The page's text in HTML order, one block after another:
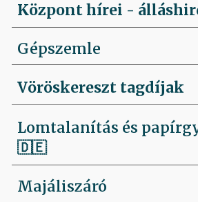
Központ hírei -
Gépszemle
Vöröskereszt tagdíjak
Lomtalanítás és
🇩🇪
Majáliszáró